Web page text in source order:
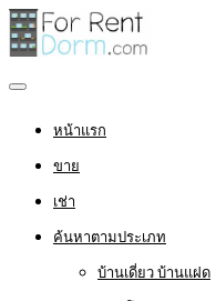
หน้าแรก
ขาย
เช่า
ค้นหาตามประเภท
บ้านเดี่ยว บ้านแฝด